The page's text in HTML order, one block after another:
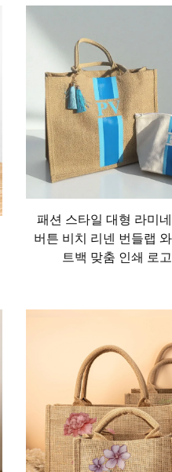
용 가능한 가방을 찾는 사
공하며, 다양한 취향과 요
이상적인 캔버스 역할을
반영하는 마대자루 가방을
건을 마대자루 가방에 인쇄
토트백, 실용적인 백팩,
활 방식에 상관없이 각자
합니다. 습기를 가두어 곰
니다. 이로 인해 농산물
성이며 화학첨가물이 없
없습니다. 쥐트 가방의 통
관하거나 하루를 보내기
패션 스타일 대형 라미
버튼 비치 리넨 번들랩
트백 맞춤 인쇄 로